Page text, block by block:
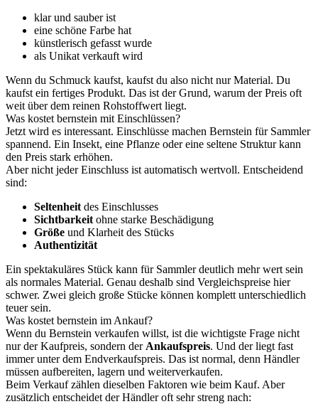
klar und sauber ist
eine schöne Farbe hat
künstlerisch gefasst wurde
als Unikat verkauft wird
Wenn du Schmuck kaufst, kaufst du also nicht nur Material. Du
kaufst ein fertiges Produkt. Das ist der Grund, warum der Preis oft
weit über dem reinen Rohstoffwert liegt.
Was kostet bernstein mit Einschlüssen?
Jetzt wird es interessant. Einschlüsse machen Bernstein für Sammler
spannend. Ein Insekt, eine Pflanze oder eine seltene Struktur kann
den Preis stark erhöhen.
Aber nicht jeder Einschluss ist automatisch wertvoll. Entscheidend
sind:
Seltenheit des Einschlusses
Sichtbarkeit ohne starke Beschädigung
Größe und Klarheit des Stücks
Authentizität
Ein spektakuläres Stück kann für Sammler deutlich mehr wert sein
als normales Material. Genau deshalb sind Vergleichspreise hier
schwer. Zwei gleich große Stücke können komplett unterschiedlich
teuer sein.
Was kostet bernstein im Ankauf?
Wenn du Bernstein verkaufen willst, ist die wichtigste Frage nicht
nur der Kaufpreis, sondern der Ankaufspreis. Und der liegt fast
immer unter dem Endverkaufspreis. Das ist normal, denn Händler
müssen aufbereiten, lagern und weiterverkaufen.
Beim Verkauf zählen dieselben Faktoren wie beim Kauf. Aber
zusätzlich entscheidet der Händler oft sehr streng nach: